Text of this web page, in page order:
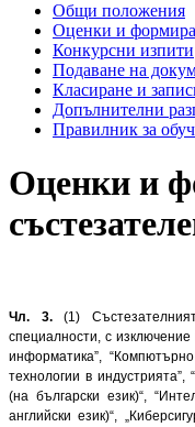
Общи положения
Оценки и
Конкурсни изпити
Подаване на
Класиране и
Допълнителни
Правилник за
Оценки и
Чл. 3.(1)
специалности, с
информатика”,
технологии в индустрията”,
(на български език)“,
английски език)“,